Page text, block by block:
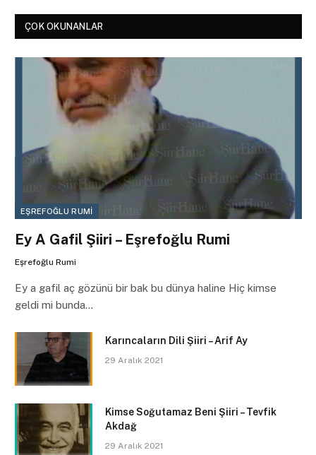
ÇOK OKUNANLAR
EŞREFOĞLU RUMI
Ey A Gafil Şiiri – Eşrefoğlu Rumi
Eşrefoğlu Rumi
Ey a gafil aç gözünü bir bak bu dünya haline Hiç kimse
geldi mi bunda…
Karıncaların Dili Şiiri – Arif Ay
29 Aralık 2021
Kimse Soğutamaz Beni Şiiri – Tevfik
Akdağ
29 Aralık 2021